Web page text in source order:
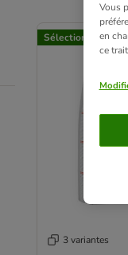
product items
Sélection zooplus
3 variantes
Vous
en
ce